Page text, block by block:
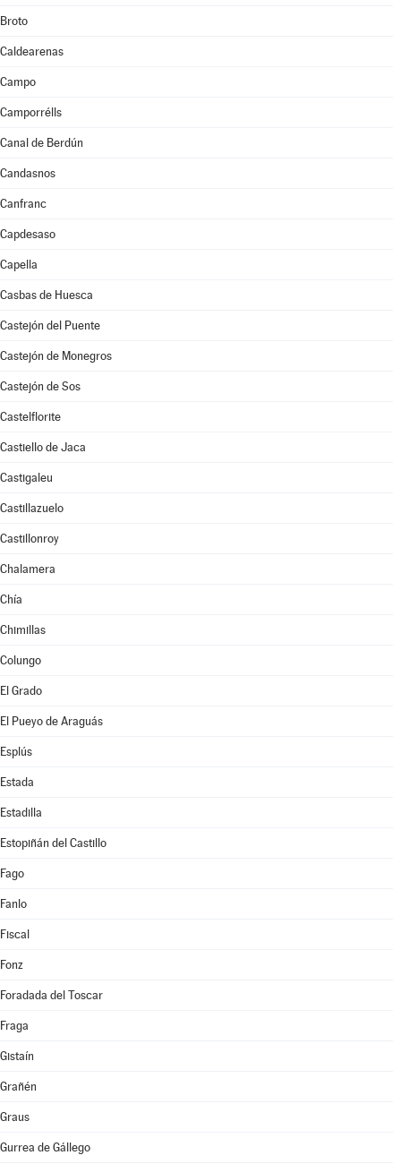
Broto
Caldearenas
Campo
Camporrélls
Canal de Berdún
Candasnos
Canfranc
Capdesaso
Capella
Casbas de Huesca
Castejón del Puente
Castejón de Monegros
Castejón de Sos
Castelflorite
Castiello de Jaca
Castigaleu
Castillazuelo
Castillonroy
Chalamera
Chía
Chimillas
Colungo
El Grado
El Pueyo de Araguás
Esplús
Estada
Estadilla
Estopiñán del Castillo
Fago
Fanlo
Fiscal
Fonz
Foradada del Toscar
Fraga
Gistaín
Grañén
Graus
Gurrea de Gállego